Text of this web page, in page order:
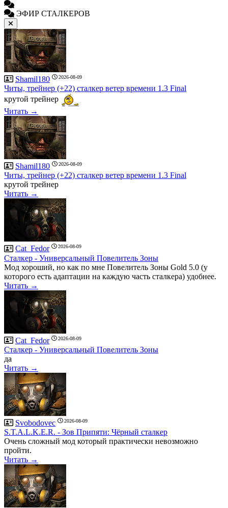
ЭФИР СТАЛКЕРОВ
Shamil180 2026-08-09
Читы, трейнер (+22) сталкер ветер времени 1.3 Final
крутой трейнер
Читать →
Shamil180 2026-08-09
Читы, трейнер (+22) сталкер ветер времени 1.3 Final
крутой трейнер
Читать →
Cat_Fedor 2026-08-09
Сталкер - Универсальный Повелитель Зоны
Мод хороший, но как по мне Повелитель Зоны Gold 5.0 (у
которого есть адаптации на каждую часть сталкера) удобнее.
Читать →
Cat_Fedor 2026-08-09
Сталкер - Универсальный Повелитель Зоны
да
Читать →
Svobodovec 2026-08-09
S.T.A.L.K.E.R. - Зов Припяти: Чёрный сталкер
Очень сложный мод который практически невозможно
пройти.
Читать →